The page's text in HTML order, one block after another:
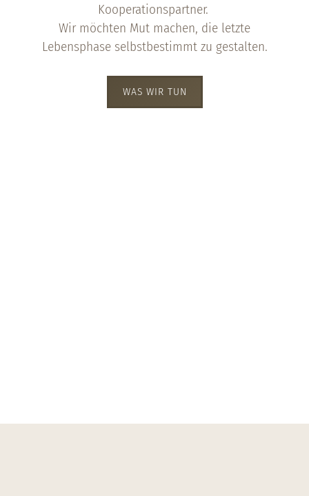
Kooperationspartner.
Wir möchten Mut machen, die letzte
Lebensphase selbstbestimmt zu gestalten.
WAS WIR TUN